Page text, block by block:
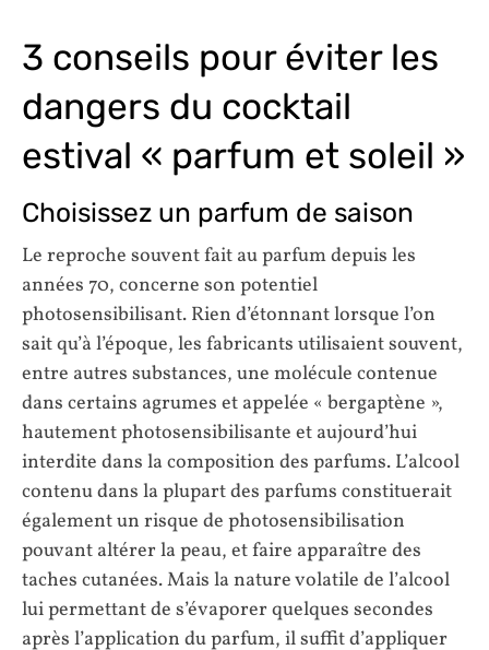
3 conseils pour éviter les
dangers du cocktail
estival « parfum et soleil »
Choisissez un parfum de saison
Le reproche souvent fait au parfum depuis les
années 70, concerne son potentiel
photosensibilisant. Rien d’étonnant lorsque l’on
sait qu’à l’époque, les fabricants utilisaient souvent,
entre autres substances, une molécule contenue
dans certains agrumes et appelée « bergaptène »,
hautement photosensibilisante et aujourd’hui
interdite dans la composition des parfums. L’alcool
contenu dans la plupart des parfums constituerait
également un risque de photosensibilisation
pouvant altérer la peau, et faire apparaître des
taches cutanées. Mais la nature volatile de l’alcool
lui permettant de s’évaporer quelques secondes
après l’application du parfum, il suffit d’appliquer